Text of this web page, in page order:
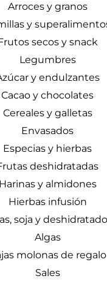
Arroces y granos
y
secos y snack
Legumbres
y endulzantes
Cacao y chocolates
Cereales y galletas
Envasados
Especias y hierbas
deshidratadas
Harinas y almidones
Hierbas infusión
soja y
Algas
molonas de regalo
Sales